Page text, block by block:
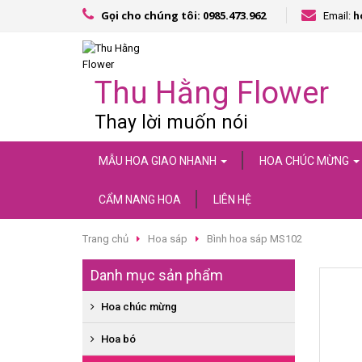
Gọi cho chúng tôi: 0985.473.962 Email:
Thu Hằng Flower
Thay lời muốn nói
MẪU HOA GIAO NHANH HOA CHÚC MỪNG
CẨM NANG HOA LIÊN HỆ
Trang chủ Hoa sáp Bình hoa sáp MS102
Danh mục sản phẩm
Hoa chúc mừng
CHẬU CÂY LAN HỒ ĐIỆP
HOA LỤA, HOA SÁP
Hoa bó